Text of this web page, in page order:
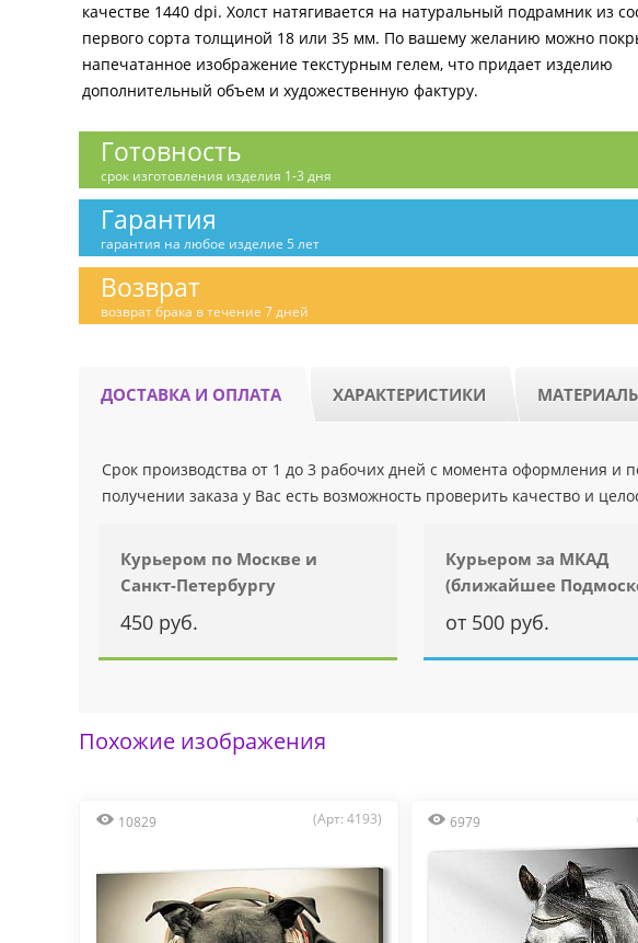
качестве 1440 dpi. Холст натягивается на натуральный подрамник из
первого сорта толщиной 18 или 35 мм. По вашему желанию можно
напечатанное изображение текстурным гелем, что придает изделию
дополнительный объем и художественную фактуру.
Готовность
срок изготовления изделия 1-3 дня
Гарантия
гарантия на любое изделие 5 лет
Возврат
возврат брака в течение 7 дней
ДОСТАВКА И ОПЛАТА ХАРАКТЕРИСТИКИ
Срок производства от 1 до 3 рабочих дней с момента оформления и
получении заказа у Вас есть возможность проверить качество и
Курьером по Москве и
Санкт-Петербургу
450 руб.
Курьером за МКАД
(ближайшее
от 500 руб.
Похожие изображения
10829 (Арт: 4193) 6979